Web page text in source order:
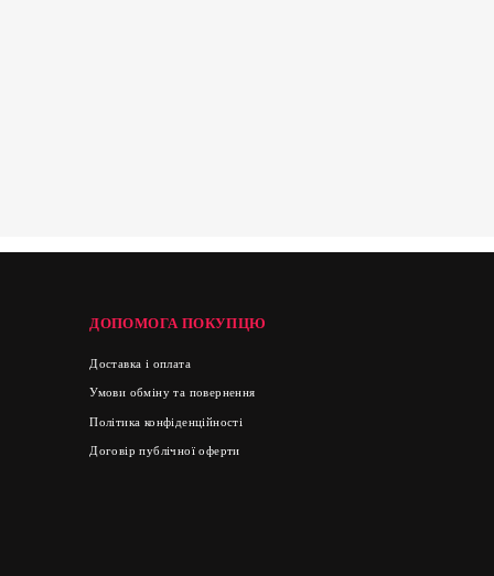
ДОПОМОГА ПОКУПЦЮ
Доставка і оплата
Умови обміну та повернення
Політика конфіденційності
Договір публічної оферти